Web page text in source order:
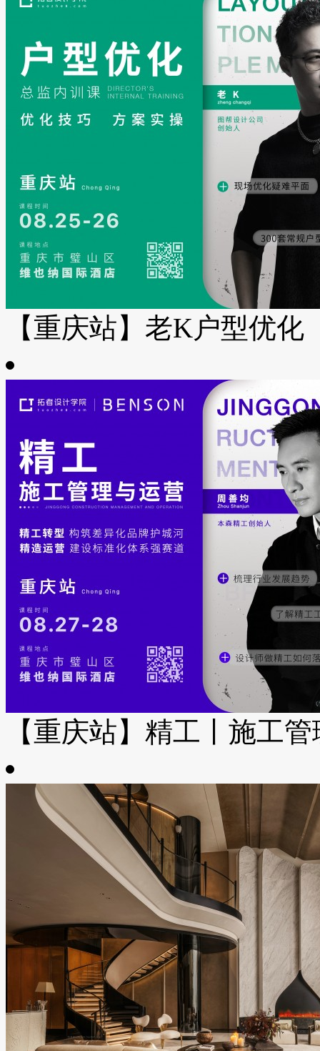
【重庆站】老K户型优化
【重庆站】精工丨施工管